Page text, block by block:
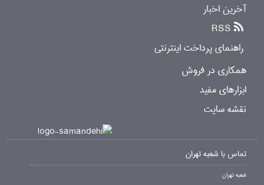
آخرین اخبار
RSS
راهنمای پرداخت اینترنتی
همکاری در فروش
ابزارهای مفید
نقشه سایت
تماس با شعبه تهران
شعبه تهران